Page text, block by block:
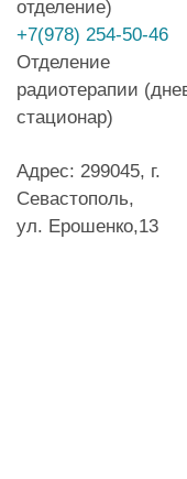
отделение)
+7(978) 254-50-46
Отделение
радиотерапии
стационар)
Адрес: 299045, г.
Севастополь,
ул. Ерошенко,13